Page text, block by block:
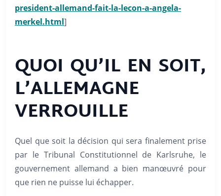
president-allemand-fait-la-lecon-a-angela-
merkel.html]
QUOI QU’IL EN SOIT,
L’ALLEMAGNE
VERROUILLE
Quel que soit la décision qui sera finalement prise
par le Tribunal Constitutionnel de Karlsruhe, le
gouvernement allemand a bien manœuvré pour
que rien ne puisse lui échapper.